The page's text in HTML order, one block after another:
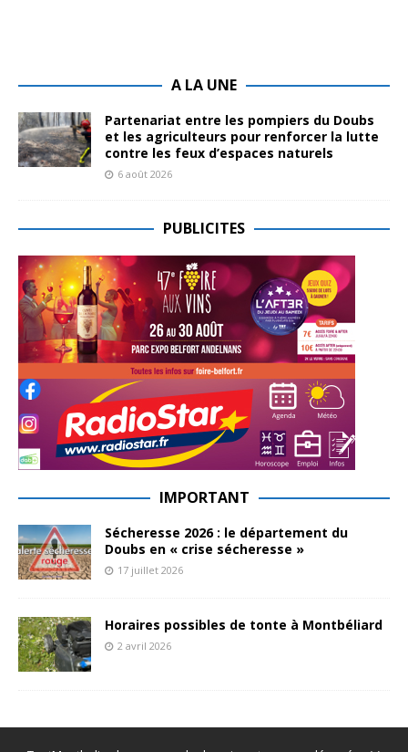
A LA UNE
Partenariat entre les pompiers du Doubs
et les agriculteurs pour renforcer la lutte
contre les feux d’espaces naturels
6 août 2026
PUBLICITES
IMPORTANT
Sécheresse 2026 : le département du
Doubs en « crise sécheresse »
17 juillet 2026
Horaires possibles de tonte à Montbéliard
2 avril 2026